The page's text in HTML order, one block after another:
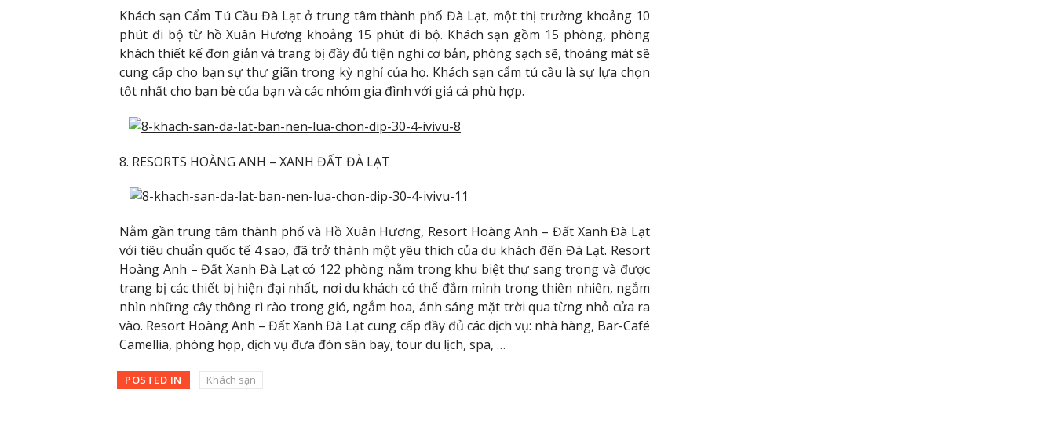
Khách sạn Cẩm Tú Cầu Đà Lạt ở trung tâm thành phố Đà Lạt, một thị trường khoảng 10
phút đi bộ từ hồ Xuân Hương khoảng 15 phút đi bộ. Khách sạn gồm 15 phòng, phòng
khách thiết kế đơn giản và trang bị đầy đủ tiện nghi cơ bản, phòng sạch sẽ, thoáng mát sẽ
cung cấp cho bạn sự thư giãn trong kỳ nghỉ của họ. Khách sạn cẩm tú cầu là sự lựa chọn
tốt nhất cho bạn bè của bạn và các nhóm gia đình với giá cả phù hợp.
8. RESORTS HOÀNG ANH – XANH ĐẤT ĐÀ LẠT
Nằm gần trung tâm thành phố và Hồ Xuân Hương, Resort Hoàng Anh – Đất Xanh Đà Lạt
với tiêu chuẩn quốc tế 4 sao, đã trở thành một yêu thích của du khách đến Đà Lạt. Resort
Hoàng Anh – Đất Xanh Đà Lạt có 122 phòng nằm trong khu biệt thự sang trọng và được
trang bị các thiết bị hiện đại nhất, nơi du khách có thể đắm mình trong thiên nhiên, ngắm
nhìn những cây thông rì rào trong gió, ngắm hoa, ánh sáng mặt trời qua từng nhỏ cửa ra
vào. Resort Hoàng Anh – Đất Xanh Đà Lạt cung cấp đầy đủ các dịch vụ: nhà hàng, Bar-Café
Camellia, phòng họp, dịch vụ đưa đón sân bay, tour du lịch, spa, …
POSTED IN Khách sạn